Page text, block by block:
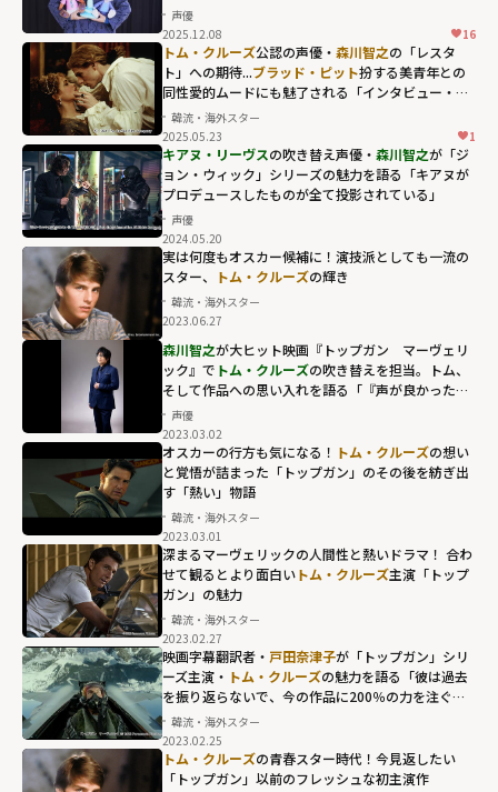
声優
2025.12.08
16
トム・クルーズ公認の声優・ 森川智之の「レスタ
ト」への期待...ブラッド・ピット扮する美青年との
同性愛的ムードにも魅了される「インタビュー・ウ
ィズ・ヴァンパイア」新録吹替版
韓流・海外スター
2025.05.23
1
キアヌ・リーヴスの吹き替え声優・ 森川智之が「ジ
ョン・ウィック」シリーズの魅力を語る「キアヌが
プロデュースしたものが全て投影されている」
声優
2024.05.20
実は何度もオスカー候補に！演技派としても一流の
スター、
トム・クルーズの輝き
韓流・海外スター
2023.06.27
森川智之が大ヒット映画『トップガン マーヴェリ
ック』で トム・クルーズの吹き替えを担当。トム、
そして作品への思い入れを語る「『声が良かった』
ではなく『トム、格好いいね』といってもらいた
い」
声優
2023.03.02
オスカーの行方も気になる！ トム・クルーズの想い
と覚悟が詰まった「トップガン」のその後を紡ぎ出
す「熱い」物語
韓流・海外スター
2023.03.01
深まるマーヴェリックの人間性と熱いドラマ！ 合わ
せて観るとより面白いトム・クルーズ主演「トップ
ガン」の魅力
韓流・海外スター
2023.02.27
映画字幕翻訳者・ 戸田奈津子が「トップガン」シリ
ーズ主演・ トム・クルーズの魅力を語る「彼は過去
を振り返らないで、今の作品に200％の力を注ぐ
人」
韓流・海外スター
2023.02.25
トム・クルーズの青春スター時代！今見返したい
「トップガン」以前のフレッシュな初主演作